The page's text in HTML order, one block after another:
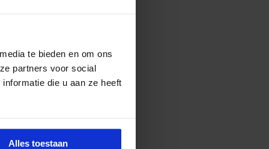
te bieden en om ons
partners voor social
die u aan ze heeft
Alles toestaan